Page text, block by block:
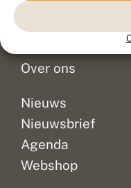
Doneer
Over ons
Nieuws
Nieuwsbrief
Agenda
Webshop